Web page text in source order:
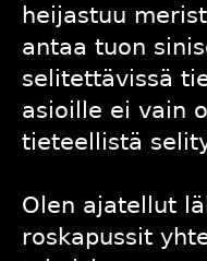
heijastuu
antaa tuon
selitettävissä
asioille ei vain
tieteellistä
Olen ajatellut
roskapussit